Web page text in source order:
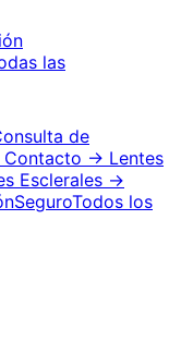
las
de
Contacto → Lentes
Esclerales →
SeguroTodos los